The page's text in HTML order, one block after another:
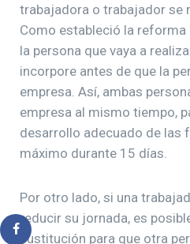
trabajadora o trabajador se
Como estableció la reforma
la persona que vaya a
incorpore antes de que la
empresa. Así, ambas
empresa al mismo tiempo,
desarrollo adecuado de las
máximo durante 15 días.
Por otro lado, si una
reducir su jornada, es
sustitución para que otra